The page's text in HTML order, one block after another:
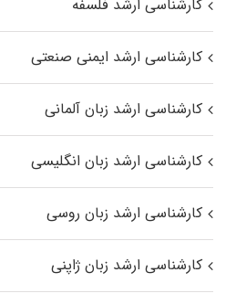
کارشناسی ارشد فلسفه
کارشناسی ارشد ایمنی صنعتی
کارشناسی ارشد زبان آلمانی
کارشناسی ارشد زبان انگلیسی
کارشناسی ارشد زبان روسی
کارشناسی ارشد زبان ژاپنی